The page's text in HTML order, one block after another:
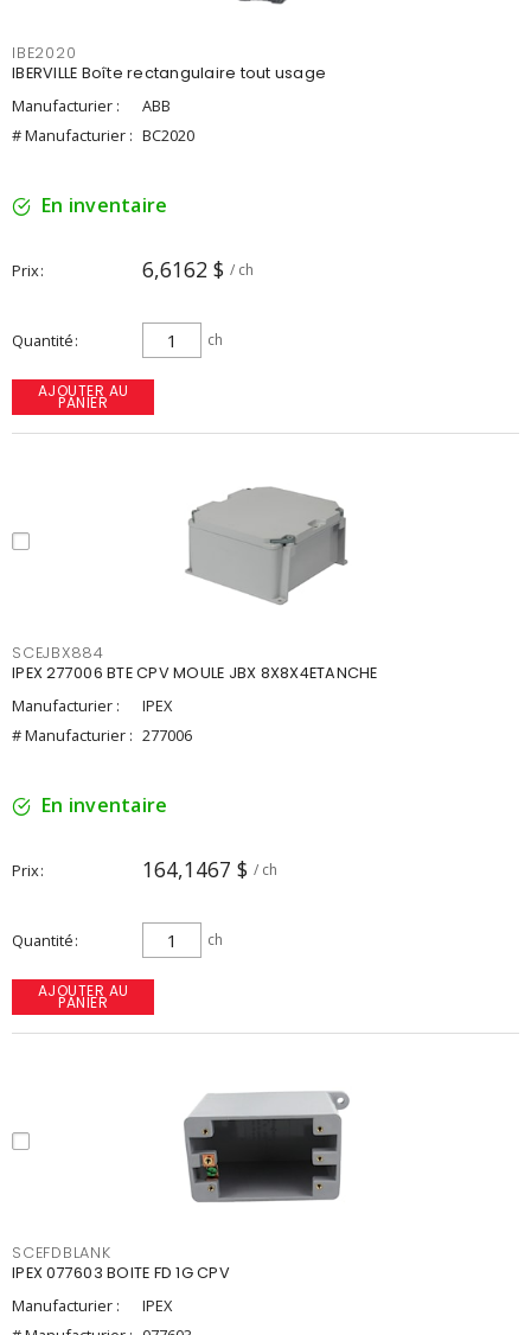
IBE2020
IBERVILLE Boîte rectangulaire tout usage
Manufacturier :
ABB
# Manufacturier : BC2020
En inventaire
Prix 6,6162 $ / ch
Quantité ch
AJOUTER AU
PANIER
SCEJBX884
IPEX 277006 BTE CPV MOULE JBX 8X8X4ETANCHE
Manufacturier :
IPEX
# Manufacturier : 277006
En inventaire
Prix 164,1467 $ / ch
Quantité ch
AJOUTER AU
PANIER
SCEFDBLANK
IPEX 077603 BOITE FD 1G CPV
Manufacturier :
IPEX